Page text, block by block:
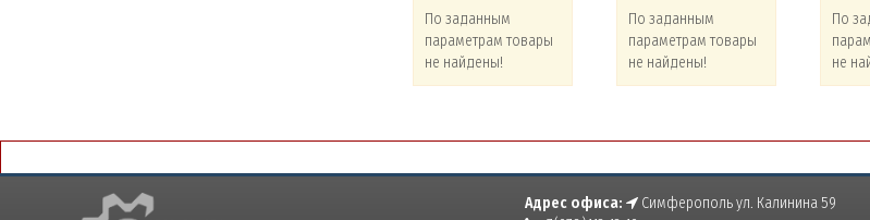
По заданным
параметрам товары
не найдены!
По заданным
параметрам товары
не найдены!
По
не
Адрес офиса:
Симферополь ул. Калинина 59